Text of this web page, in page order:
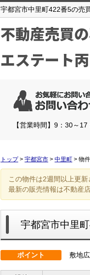
宇都宮市中里町422番5の売
不動産売買
エステート
【営業時間】9：30～
トップ> 宇都宮市 > 中里町 > 物
この物件は2週間以上更
最新の販売情報は不動産
宇都宮市中里
ポイント 敷地